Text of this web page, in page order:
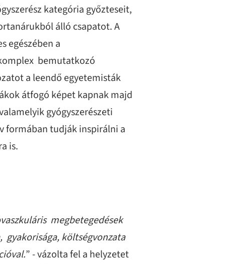
kategória győzteseit,
álló csapatot. A
egészében a
bemutatkozó
a leendő egyetemisták
átfogó képet kapnak majd
gyógyszerészeti
formában tudják inspirálni a
is.
megbetegedések
gyakorisága, költségvonzata
” - vázolta fel a helyzetet